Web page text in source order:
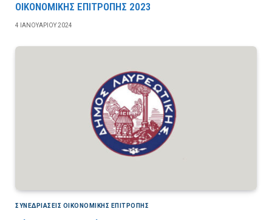
ΟΙΚΟΝΟΜΙΚΗΣ ΕΠΙΤΡΟΠΗΣ 2023
4 ΙΑΝΟΥΑΡΊΟΥ 2024
ΣΥΝΕΔΡΙΆΣΕΙΣ ΟΙΚΟΝΟΜΙΚΉΣ ΕΠΙΤΡΟΠΉΣ